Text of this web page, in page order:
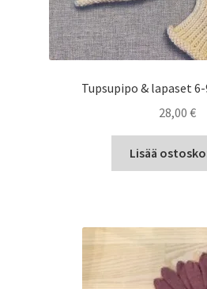
Tupsupipo & lapaset
28,00 €
Lisää